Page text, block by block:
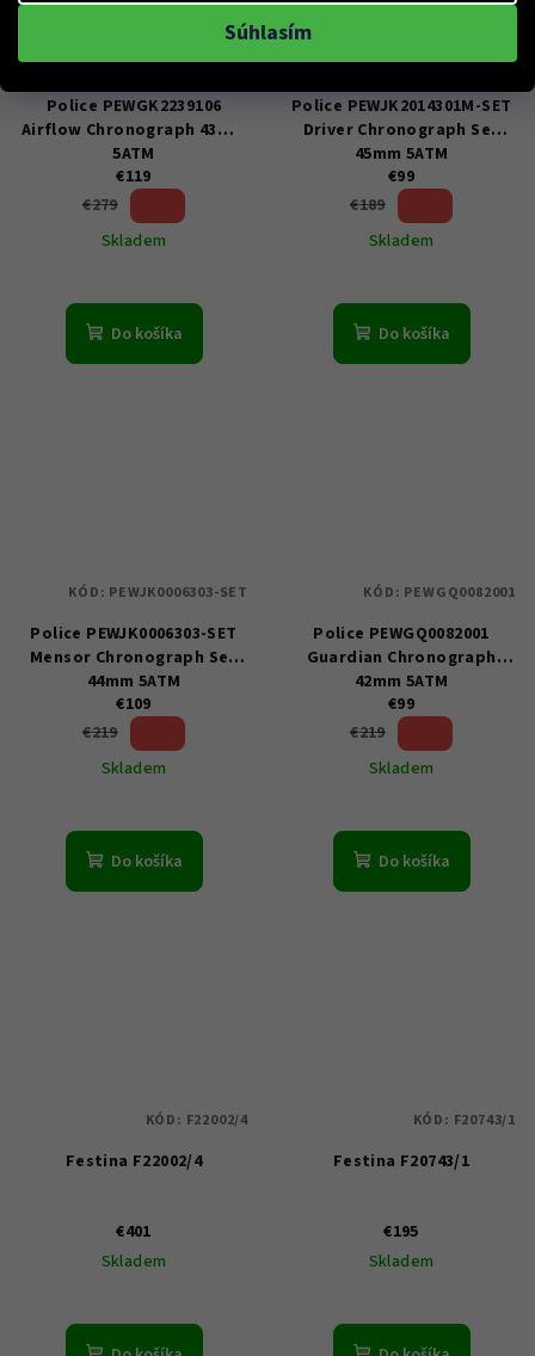
Súhlasím
Police PEWGK2239106
Airflow Chronograph 43mm
5ATM
€119
€279
Skladem
Do košíka
KÓD:PEWGK2239106
Police PEWJK2014301M-SET
Driver Chronograph Set
45mm 5ATM
€99
€189
Skladem
Do košíka
KÓD:PEWJK2014301M-SET
Police PEWJK0006303-SET
Mensor Chronograph Set
44mm 5ATM
€109
€219
Skladem
Do košíka
KÓD: PEWJK0006303-SET
Police PEWGQ0082001
Guardian Chronograph
42mm 5ATM
€99
€219
Skladem
Do košíka
KÓD: PEWGQ0082001
Festina F22002/4
€401
Skladem
KÓD: F22002/4
Festina F20743/1
€195
Skladem
KÓD: F20743/1